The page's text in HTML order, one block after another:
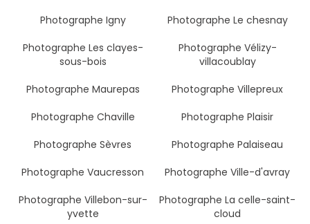
Photographe Igny
Photographe Le chesnay
Photographe Les clayes-
sous-bois
Photographe Vélizy-
villacoublay
Photographe Maurepas
Photographe Villepreux
Photographe Chaville
Photographe Plaisir
Photographe Sèvres
Photographe Palaiseau
Photographe Vaucresson
Photographe Ville-d'avray
Photographe Villebon-sur-
yvette
Photographe La celle-saint-
cloud